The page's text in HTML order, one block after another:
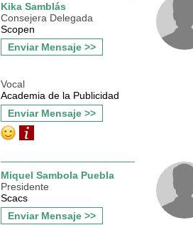
Kika Samblás
Consejera Delegada
Scopen
Enviar Mensaje >>
Vocal
Academia de la Publicidad
Enviar Mensaje >>
Miquel Sambola Puebla
Presidente
Scacs
Enviar Mensaje >>